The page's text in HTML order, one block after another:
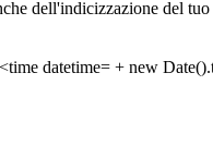
dell'indicizzazione del